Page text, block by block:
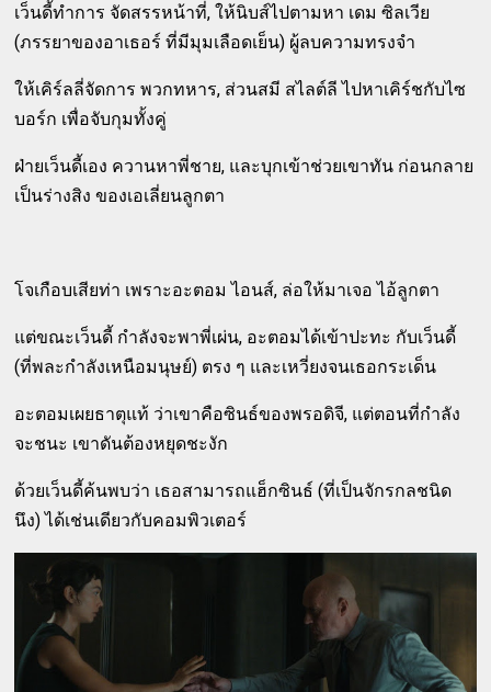
เว็นดี้ทำการ จัดสรรหน้าที่, ให้นิบส์ไปตามหา เดม ซิลเวีย
(ภรรยาของอาเธอร์ ที่มีมุมเลือดเย็น) ผู้ลบความทรงจำ
ให้เคิร์ลลี่จัดการ พวกทหาร, ส่วนสมี สไลต์ลี ไปหาเคิร์ชกับไซ
บอร์ก เพื่อจับกุมทั้งคู่
ฝ่ายเว็นดี้เอง ควานหาพี่ชาย, และบุกเข้าช่วยเขาทัน ก่อนกลาย
เป็นร่างสิง ของเอเลี่ยนลูกตา
โจเกือบเสียท่า เพราะอะตอม ไอนส์, ล่อให้มาเจอ ไอ้ลูกตา
แต่ขณะเว็นดี้ กำลังจะพาพี่เผ่น, อะตอมได้เข้าปะทะ กับเว็นดี้
(ที่พละกำลังเหนือมนุษย์) ตรง ๆ และเหวี่ยงจนเธอกระเด็น
อะตอมเผยธาตุแท้ ว่าเขาคือซินธ์ของพรอดิจี, แต่ตอนที่กำลัง
จะชนะ เขาดันต้องหยุดชะงัก
ด้วยเว็นดี้ค้นพบว่า เธอสามารถแฮ็กซินธ์ (ที่เป็นจักรกลชนิด
นึง) ได้เช่นเดียวกับคอมพิวเตอร์